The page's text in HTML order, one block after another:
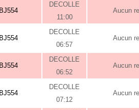
BJ554
DECOLLE
11:00
Aucun
BJ554
DECOLLE
06:57
Aucun
BJ554
DECOLLE
06:52
Aucun
BJ554
DECOLLE
07:12
Aucun